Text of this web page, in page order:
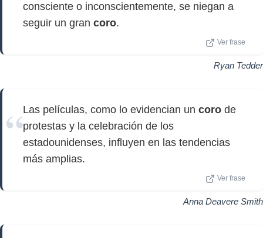
consciente o inconscientemente, se niegan a
seguir un gran coro.
Ver frase
Ryan Tedder
Las películas, como lo evidencian un coro de
protestas y la celebración de los
estadounidenses, influyen en las tendencias
más amplias.
Ver frase
Anna Deavere Smith